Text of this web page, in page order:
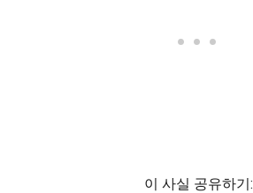
이 사실 공유하기: